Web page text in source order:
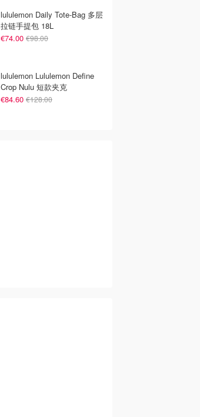
lululemon Daily Tote-Bag 多层
拉链手提包 18L
€74.00 €98.00
lululemon Lululemon Define
Crop Nulu 短款夹克
€84.60 €128.00